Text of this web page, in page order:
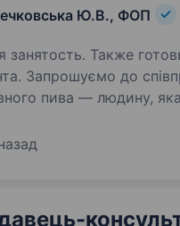
Ю.В., ФОП
занятость. Также
продавця
пива — людину,
до роботи і хоче